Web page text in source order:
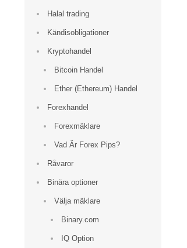
Halal trading
Kändisobligationer
Kryptohandel
Bitcoin Handel
Ether (Ethereum) Handel
Forexhandel
Forexmäklare
Vad Är Forex Pips?
Råvaror
Binära optioner
Välja mäklare
Binary.com
IQ Option